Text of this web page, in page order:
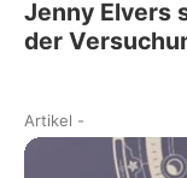
Jenny Elvers
der
Artikel -